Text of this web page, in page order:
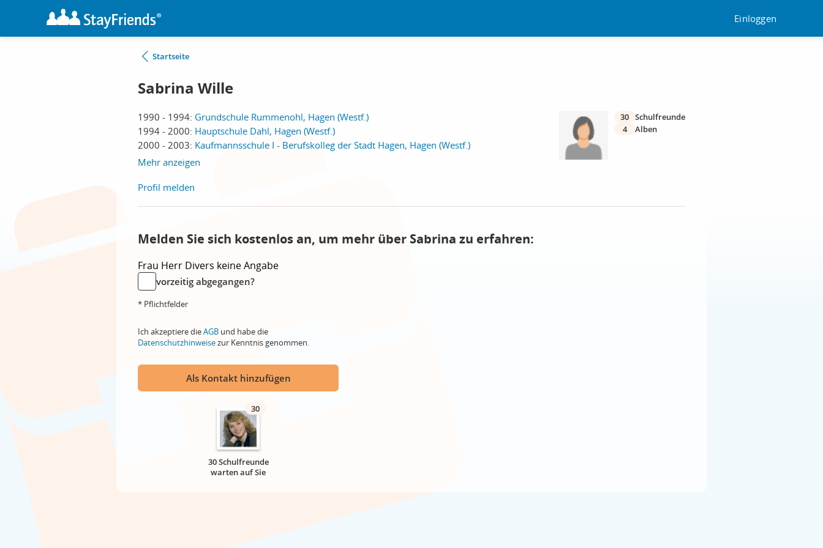
Einloggen
Startseite
Sabrina Wille
1990 - 1994: Grundschule Rummenohl, Hagen (Westf.)
1994 - 2000: Hauptschule Dahl, Hagen (Westf.)
2000 - 2003: Kaufmannsschule I - Berufskolleg der Stadt Hagen, Hagen (Westf.)
Mehr anzeigen
30 Schulfreunde
4
Alben
Profil melden
Melden Sie sich kostenlos an, um mehr über Sabrina zu erfahren:
Frau Herr Divers keine Angabe
vorzeitig abgegangen?
* Pflichtfelder
Ich akzeptiere dieAGB und habe die
Datenschutzhinweisezur Kenntnis genommen.
Als Kontakt hinzufügen
30
30 Schulfreunde
warten auf Sie